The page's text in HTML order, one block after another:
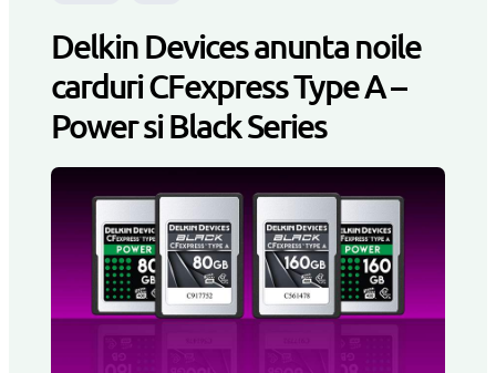
Delkin Devices anunta noile
carduri CFexpress Type A –
Power si Black Series